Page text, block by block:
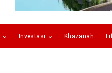
Investasi Khazanah